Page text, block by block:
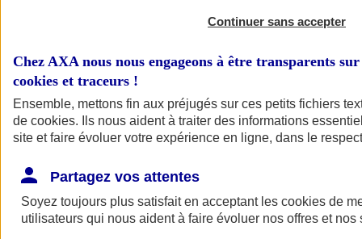
Continuer sans accepter
Chez AXA nous nous engageons à être transparents
cookies et traceurs !
Ensemble, mettons fin aux préjugés sur ces petits fichiers
de cookies. Ils nous aident à traiter des informations
site et faire évoluer votre expérience en ligne, dans le
Partagez vos attentes
Soyez toujours plus satisfait en acceptant les cookies de
utilisateurs qui nous aident à faire évoluer nos offres et nos